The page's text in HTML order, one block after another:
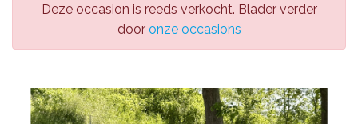
Deze occasion is reeds verkocht. Blader verder
door onze occasions